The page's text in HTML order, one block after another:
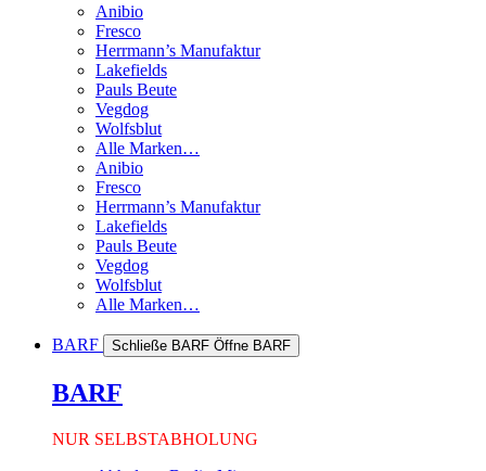
Anibio
Fresco
Herrmann’s Manufaktur
Lakefields
Pauls Beute
Vegdog
Wolfsblut
Alle Marken…
Anibio
Fresco
Herrmann’s Manufaktur
Lakefields
Pauls Beute
Vegdog
Wolfsblut
Alle Marken…
BARF Schließe BARF Öffne BARF
BARF
NUR SELBSTABHOLUNG